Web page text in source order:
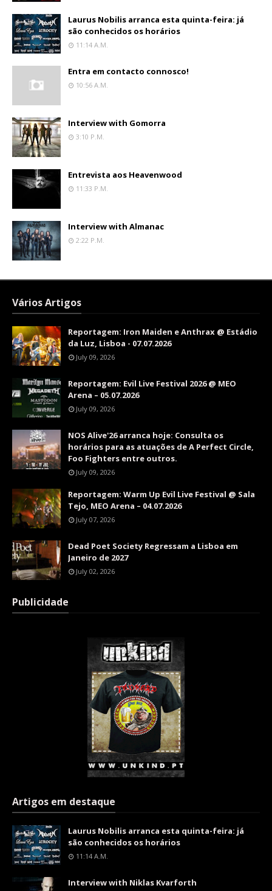
Laurus Nobilis arranca esta quinta-feira: já
são conhecidos os horários
11:14 A.m.
Entra em contacto connosco!
10:56 A.m.
Interview with Gomorra
3:10 P.m.
Entrevista aos Heavenwood
11:33 P.m.
Interview with Almanac
2:22 P.m.
Vários Artigos
Reportagem: Iron Maiden e Anthrax @ Estádio
da Luz, Lisboa - 07.07.2026
July 09, 2026
Reportagem: Evil Live Festival 2026 @ MEO
Arena – 05.07.2026
July 09, 2026
NOS Alive'26 arranca hoje: Consulta os
horários para as atuações de A Perfect Circle,
Foo Fighters entre outros.
July 09, 2026
Reportagem: Warm Up Evil Live Festival @ Sala
Tejo, MEO Arena – 04.07.2026
July 07, 2026
Dead Poet Society Regressam a Lisboa em
Janeiro de 2027
July 02, 2026
Publicidade
Artigos em destaque
Laurus Nobilis arranca esta quinta-feira: já
são conhecidos os horários
11:14 A.m.
Interview with Niklas Kvarforth